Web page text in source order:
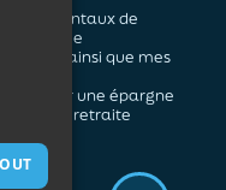
fondamentaux de
vie
protéger ainsi que mes
constituer une épargne
ma retraite